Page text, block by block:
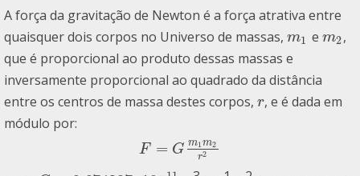
A força da gravitação de Newton é a força atrativa entre
quaisquer dois corpos no Universo de massas, m1
m1 e m2
m2,
que é proporcional ao produto dessas massas e
inversamente proporcional ao quadrado da distância
entre os centros de massa destes corpos, r
r, e é dada em
módulo por:
F = G m1m2
r2
F= Gm1m2r2